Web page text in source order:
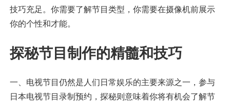
技巧充足。你需要了解节目类型，你需要在摄像机前展示
你的个性和才能。
探秘节目制作的精髓和技巧
一、电视节目仍然是人们日常娱乐的主要来源之一，参与
日本电视节目录制预约，探秘则意味着你将有机会了解节